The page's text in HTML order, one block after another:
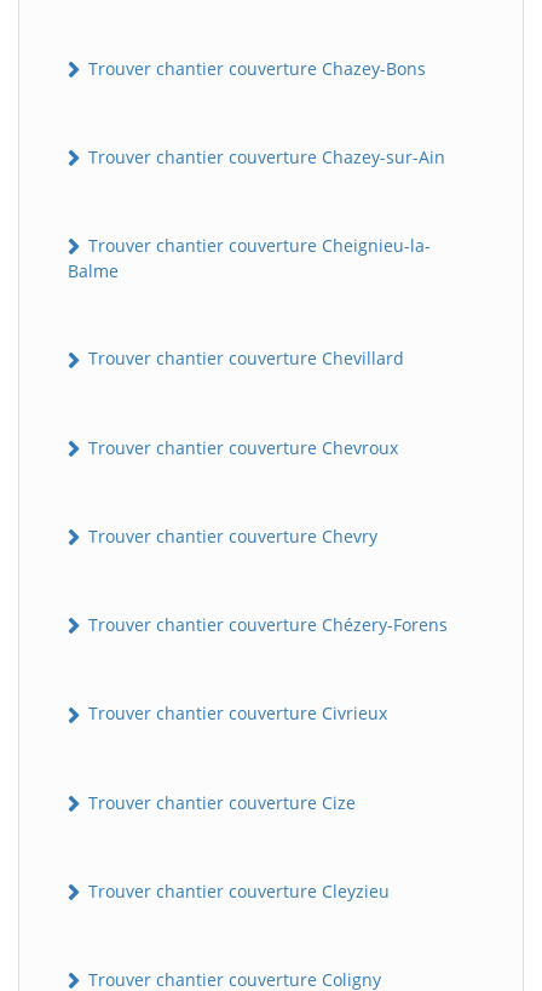
Trouver chantier couverture Chazey-Bons
Trouver chantier couverture Chazey-sur-Ain
Trouver chantier couverture Cheignieu-la-
Balme
Trouver chantier couverture Chevillard
Trouver chantier couverture Chevroux
Trouver chantier couverture Chevry
Trouver chantier couverture Chézery-Forens
Trouver chantier couverture Civrieux
Trouver chantier couverture Cize
Trouver chantier couverture Cleyzieu
Trouver chantier couverture Coligny
BatiWebPro